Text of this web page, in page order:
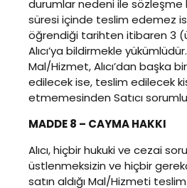
durumlar nedeni ile sözleşme
süresi içinde teslim edemez
öğrendiği tarihten itibaren 3
Alıcı’ya bildirmekle
Mal/Hizmet, Alıcı’dan başka
edilecek ise, teslim edilecek
etmemesinden Satıcı
MADDE 8 – CAYMA HAKKI
Alıcı, hiçbir hukuki ve cezai
üstlenmeksizin ve hiçbir
satın aldığı Mal/Hizmeti